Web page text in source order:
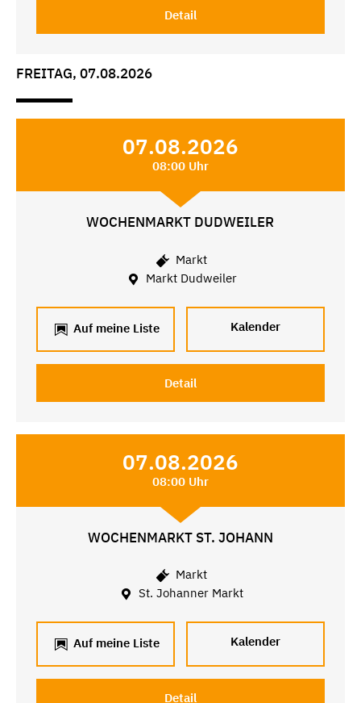
Detail
FREITAG, 07.08.2026
07.08.2026
08:00 Uhr
WOCHENMARKT DUDWEILER
Markt
Markt Dudweiler
Auf meine Liste Kalender
Detail
07.08.2026
08:00 Uhr
WOCHENMARKT ST. JOHANN
Markt
St. Johanner Markt
Auf meine Liste Kalender
Detail